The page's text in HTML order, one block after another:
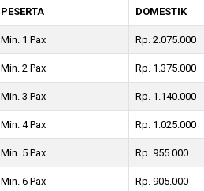
PESERTA DOMESTIK
Min. 1 Pax Rp. 2.075.000
Min. 2 Pax Rp. 1.375.000
Min. 3 Pax Rp. 1.140.000
Min. 4 Pax Rp. 1.025.000
Min. 5 Pax Rp. 955.000
Min. 6 Pax Rp. 905.000